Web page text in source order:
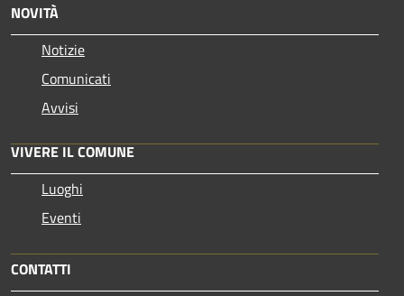
NOVITÀ
Notizie
Comunicati
Avvisi
VIVERE IL COMUNE
Luoghi
Eventi
CONTATTI